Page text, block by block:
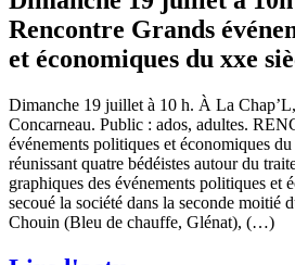
Rencontre Grands
et économiques du xxe
Dimanche 19 juillet à 10 h. À La
Concarneau. Public : ados, adultes.
événements politiques et économiques
réunissant quatre bédéistes autour du
graphiques des événements politiques et
secoué la société dans la seconde moitié
Chouin (Bleu de chauffe, Glénat), (…)